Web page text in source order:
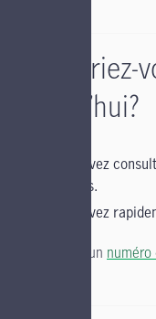
aujourd’hui?
Vous pouvez
questions.
Vous pouvez
Vous cherchez un